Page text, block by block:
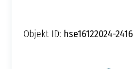
Objekt-ID: hse16122024-